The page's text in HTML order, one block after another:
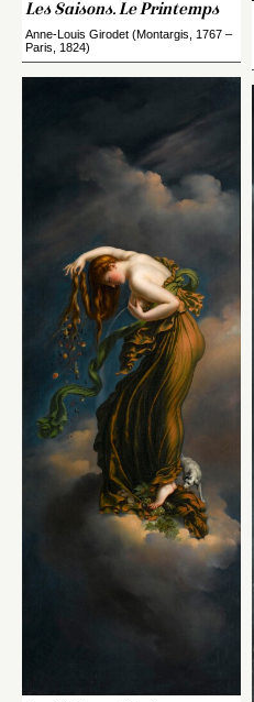
Les Saisons. Le Printemps
Anne-Louis Girodet (Montargis, 1767 –
Paris, 1824)